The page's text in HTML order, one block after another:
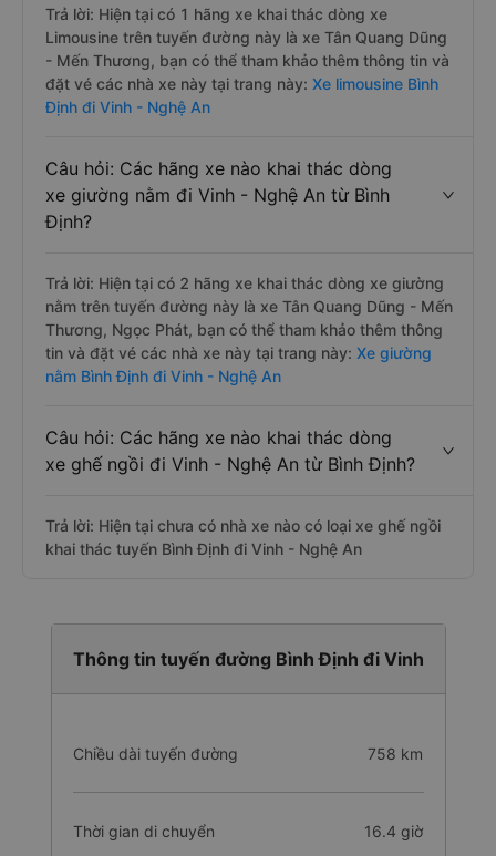
Trả lời: Hiện tại có 1 hãng xe khai thác dòng xe
Limousine trên tuyến đường này là xe Tân Quang Dũng
- Mến Thương, bạn có thể tham khảo thêm thông tin và
đặt vé các nhà xe này tại trang này: Xe limousine Bình
Định đi Vinh - Nghệ An
Câu hỏi: Các hãng xe nào khai thác dòng
xe giường nằm đi Vinh - Nghệ An từ Bình
Định?
Trả lời: Hiện tại có 2 hãng xe khai thác dòng xe giường
nằm trên tuyến đường này là xe Tân Quang Dũng - Mến
Thương, Ngọc Phát, bạn có thể tham khảo thêm thông
tin và đặt vé các nhà xe này tại trang này: Xe giường
nằm Bình Định đi Vinh - Nghệ An
Câu hỏi: Các hãng xe nào khai thác dòng
xe ghế ngồi đi Vinh - Nghệ An từ Bình Định?
Trả lời: Hiện tại chưa có nhà xe nào có loại xe ghế ngồi
khai thác tuyến Bình Định đi Vinh - Nghệ An
Thông tin tuyến đường Bình Định đi Vinh
Chiều dài tuyến đường 758 km
Thời gian di chuyển 16.4 giờ